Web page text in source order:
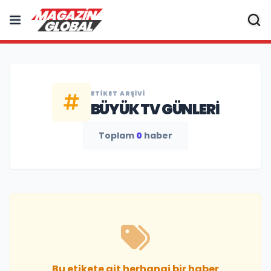
ETIKET ARŞIVI
BÜYÜK TV GÜNLERI
Toplam 0 haber